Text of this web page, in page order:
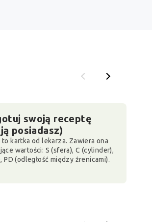
swoją receptę
posiadasz)
to kartka od lekarza. Zawiera ona
wartości: S (sfera), C (cylinder),
PD (odległość między źrenicami).